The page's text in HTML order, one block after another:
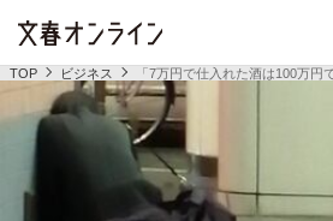
TOP ビジネス 「7万円で仕入れた酒は100万